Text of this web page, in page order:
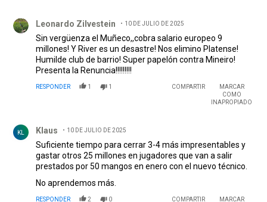
Leonardo Zilvestein 10 DE JULIO DE 2025
Sin vergüenza el Muñeco,,cobra salario europeo 9
millones! Y River es un desastre! Nos elimino Platense!
Humilde club de barrio! Super papelón contra Mineiro!
Presenta la Renuncia!!!!!!!!!
RESPONDER 1 1 COMPARTIR
MARCAR
COMO
INAPROPIADO
KL Klaus 10 DE JULIO DE 2025
Suficiente tiempo para cerrar 3-4 más impresentables y
gastar otros 25 millones en jugadores que van a salir
prestados por 50 mangos en enero con el nuevo técnico.
No aprendemos más.
RESPONDER 2 0 COMPARTIR MARCAR